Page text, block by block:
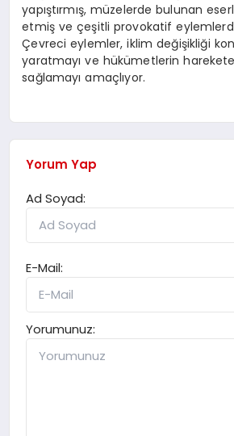
yapıştırmış, müzelerde bulunan
etmiş ve çeşitli provokatif
Çevreci eylemler, iklim değişikliği
yaratmayı ve hükümetlerin
sağlamayı amaçlıyor.
Yorum Yap
Ad Soyad:
E-Mail:
Yorumunuz: